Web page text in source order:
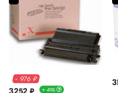
- 976 ₽
3252 ₽ + 49Б